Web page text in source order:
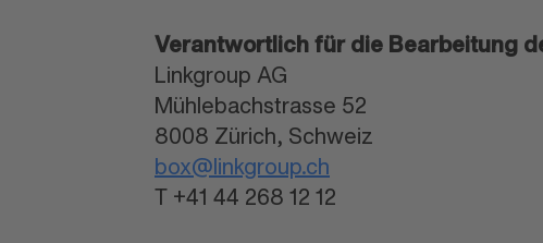
Verantwortlich für die Bearbeitung
Linkgroup AG
Mühlebachstrasse 52
8008 Zürich, Schweiz
box@linkgroup.ch
T +41 44 268 12 12